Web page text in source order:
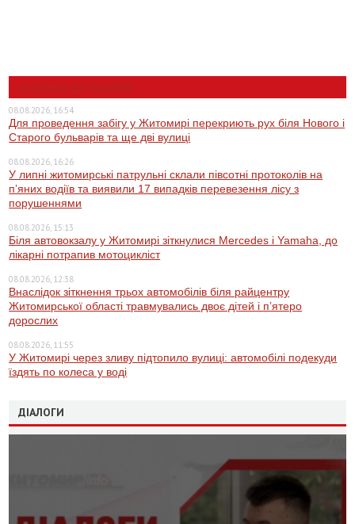
НОВИНИ ЖИТОМИРА
08.08.2026, 16:54
Для проведення забігу у Житомирі перекриють рух біля Нового і
Старого бульварів та ще дві вулиці
08.08.2026, 16:26
У липні житомирські патрульні склали півсотні протоколів на
пʼяних водіїв та виявили 17 випадків перевезення лісу з
порушеннями
08.08.2026, 15:13
Біля автовокзалу у Житомирі зіткнулися Mercedes і Yamaha, до
лікарні потрапив мотоцикліст
08.08.2026, 12:38
Внаслідок зіткнення трьох автомобілів біля райцентру
Житомирської області травмувались двоє дітей і пʼятеро
дорослих
08.08.2026, 11:55
У Житомирі через зливу підтопило вулиці: автомобілі подекуди
їздять по колеса у воді
ДІАЛОГИ